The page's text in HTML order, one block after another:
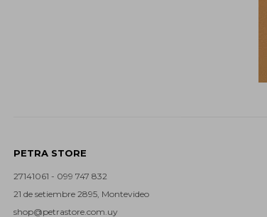
PETRA STORE
27141061 - 099 747 832
21 de setiembre 2895, Montevideo
shop@petrastore.com.uy